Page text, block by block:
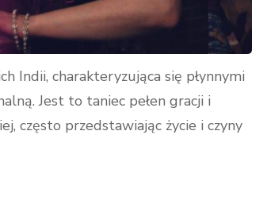
Indii, charakteryzująca się płynnymi
Jest to taniec pełen gracji i
często przedstawiając życie i czyny